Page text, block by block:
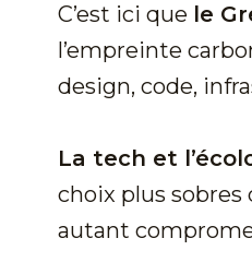
C’est ici que le
l’empreinte
design, code,
La tech et
choix plus sobres
autant